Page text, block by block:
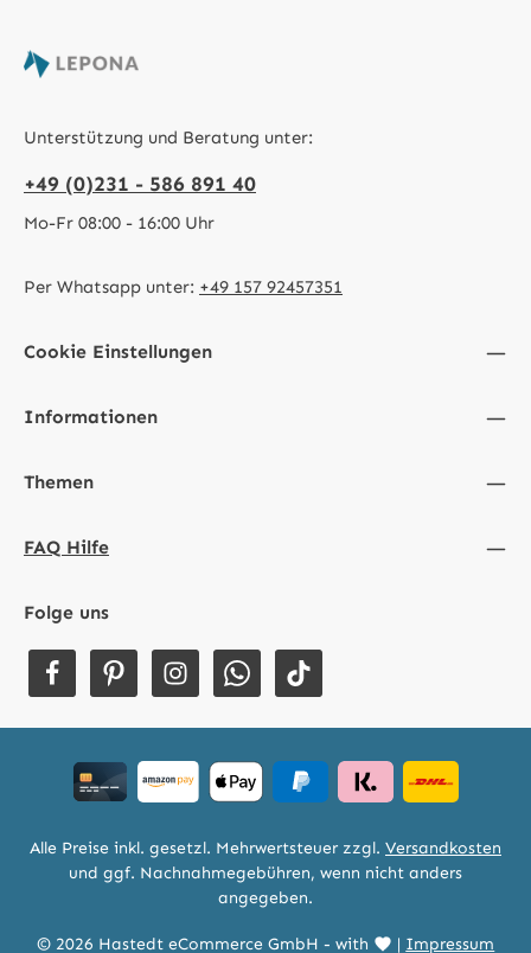
Unterstützung und Beratung unter:
+49 (0)231 - 586 891 40
Mo-Fr 08:00 - 16:00 Uhr
Per Whatsapp unter: +49 157 92457351
Cookie Einstellungen
Informationen
Themen
FAQ Hilfe
Folge uns
© 2026 Hastedt eCommerce GmbH - with | Impressum
Alle Preise inkl. gesetzl. Mehrwertsteuer zzgl. Versandkosten
und ggf. Nachnahmegebühren, wenn nicht anders
angegeben.